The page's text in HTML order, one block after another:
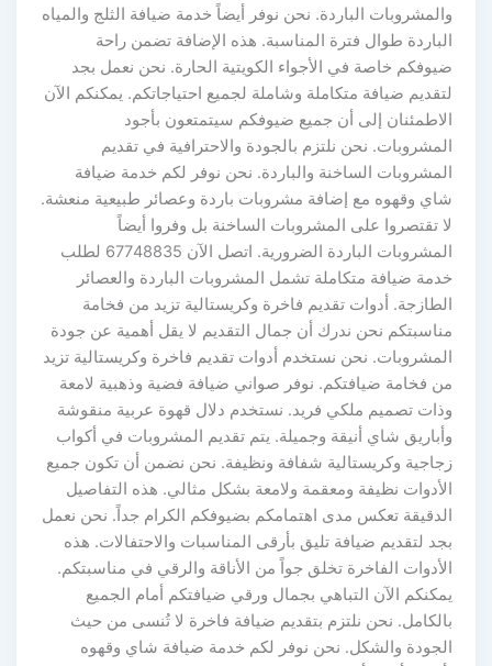
والمشروبات الباردة. نحن نوفر أيضاً خدمة ضيافة الثلج والمياه
الباردة طوال فترة المناسبة. هذه الإضافة تضمن راحة
ضيوفكم خاصة في الأجواء الكويتية الحارة. نحن نعمل بجد
لتقديم ضيافة متكاملة وشاملة لجميع احتياجاتكم. يمكنكم الآن
الاطمئنان إلى أن جميع ضيوفكم سيتمتعون بأجود
المشروبات. نحن نلتزم بالجودة والاحترافية في تقديم
المشروبات الساخنة والباردة. نحن نوفر لكم خدمة ضيافة
شاي وقهوه مع إضافة مشروبات باردة وعصائر طبيعية منعشة.
لا تقتصروا على المشروبات الساخنة بل وفروا أيضاً
المشروبات الباردة الضرورية. اتصل الآن 67748835 لطلب
خدمة ضيافة متكاملة تشمل المشروبات الباردة والعصائر
الطازجة. أدوات تقديم فاخرة وكريستالية تزيد من فخامة
مناسبتكم نحن ندرك أن جمال التقديم لا يقل أهمية عن جودة
المشروبات. نحن نستخدم أدوات تقديم فاخرة وكريستالية تزيد
من فخامة ضيافتكم. نوفر صواني ضيافة فضية وذهبية لامعة
وذات تصميم ملكي فريد. نستخدم دلال قهوة عربية منقوشة
وأباريق شاي أنيقة وجميلة. يتم تقديم المشروبات في أكواب
زجاجية وكريستالية شفافة ونظيفة. نحن نضمن أن تكون جميع
الأدوات نظيفة ومعقمة ولامعة بشكل مثالي. هذه التفاصيل
الدقيقة تعكس مدى اهتمامكم بضيوفكم الكرام جداً. نحن نعمل
بجد لتقديم ضيافة تليق بأرقى المناسبات والاحتفالات. هذه
الأدوات الفاخرة تخلق جواً من الأناقة والرقي في مناسبتكم.
يمكنكم الآن التباهي بجمال ورقي ضيافتكم أمام الجميع
بالكامل. نحن نلتزم بتقديم ضيافة فاخرة لا تُنسى من حيث
الجودة والشكل. نحن نوفر لكم خدمة ضيافة شاي وقهوه